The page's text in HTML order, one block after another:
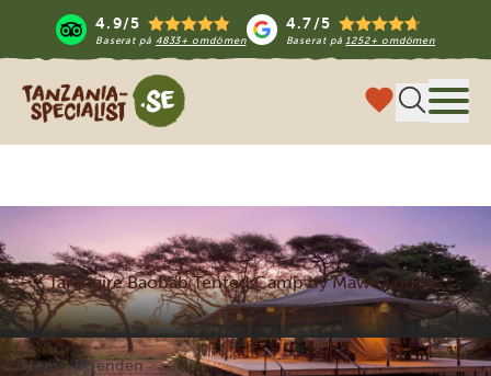
4.9/5
Baserat på 4833+ omdömen
4.7/5
Baserat på1252+ omdömen
Tanzania Specialist
Tarangire Baobab Tented Camp by Mawe Lodges
Hem
Boenden